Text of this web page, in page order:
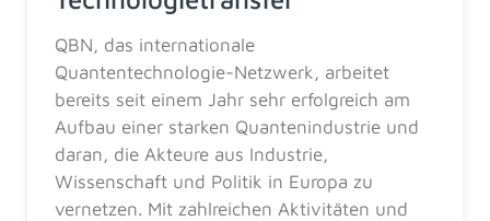
QBN, das internationale
Quantentechnologie-Netzwerk, arbeitet
bereits seit einem Jahr sehr erfolgreich am
Aufbau einer starken Quantenindustrie und
daran, die Akteure aus Industrie,
Wissenschaft und Politik in Europa zu
vernetzen. Mit zahlreichen Aktivitäten und